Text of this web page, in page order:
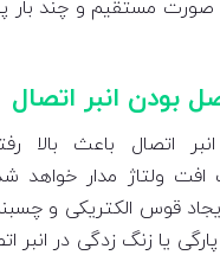
به صورت مستقیم و چند
بودن انبر اتصال
اتصال باعث بالا
افت ولتاژ مدار خواهد
قوس الکتریکی و
یا زنگ زدگی در انبر